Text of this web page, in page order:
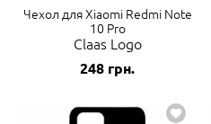
Чехол для Xiaomi Redmi Note
10 Pro
Claas Logo
248 грн.